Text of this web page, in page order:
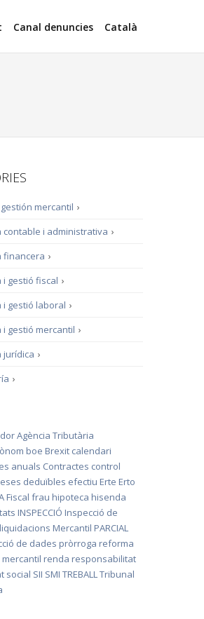
Canal denuncies Català
›
mercantil
›
contable i administrativa
›
financera
›
gestió fiscal
›
i gestió laboral
›
gestió mercantil
›
jurídica
›
Agència Tributària
boe Brexit calendari
anuals Contractes control
deduïbles efectiu Erte Erto
Fiscal frau hipoteca hisenda
INSPECCIÓ Inspecció de
liquidacions Mercantil PARCIAL
de dades pròrroga reforma
mercantil renda responsabilitat
social SII SMI TREBALLTribunal